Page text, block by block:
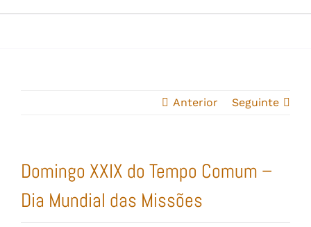
Anterior Seguinte
Domingo XXIX do Tempo Comum –
Dia Mundial das Missões